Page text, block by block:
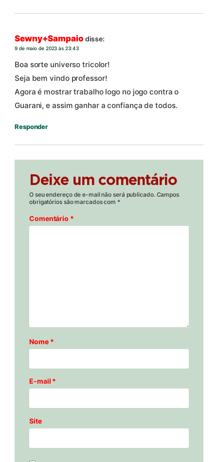
Sewny+Sampaio disse:
9 de maio de 2023 às 23:43
Boa sorte universo tricolor!
Seja bem vindo professor!
Agora é mostrar trabalho logo no jogo contra o
Guarani, e assim ganhar a confiança de todos.
Responder
Deixe um comentário
O seu endereço de e-mail não será publicado. Campos
obrigatórios são marcados com *
Comentário *
Nome *
E-mail *
Site